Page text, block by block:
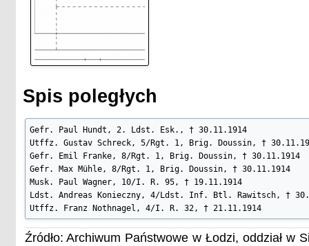
Spis poległych
Gefr. Paul Hundt, 2. Ldst. Esk., † 30.11.1914
Utffz. Gustav Schreck, 5/Rgt. 1, Brig. Doussin, †
Gefr. Emil Franke, 8/Rgt. 1, Brig. Doussin, † 30.11.1914
Gefr. Max Mühle, 8/Rgt. 1, Brig. Doussin, † 30.11.1914
Musk. Paul Wagner, 10/I. R. 95, † 19.11.1914
Ldst. Andreas Konieczny, 4/Ldst. Inf. Btl. Rawitsch, †
Utffz. Franz Nothnagel, 4/I. R. 32, † 21.11.1914
Źródło: Archiwum Państwowe w Łodzi, oddział w